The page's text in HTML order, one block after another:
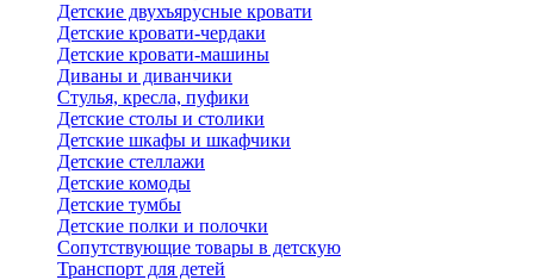
Детские двухъярусные кровати
Детские кровати-чердаки
Детские кровати-машины
Диваны и диванчики
Стулья, кресла, пуфики
Детские столы и столики
Детские шкафы и шкафчики
Детские стеллажи
Детские комоды
Детские тумбы
Детские полки и полочки
Сопутствующие товары в детскую
Транспорт для детей